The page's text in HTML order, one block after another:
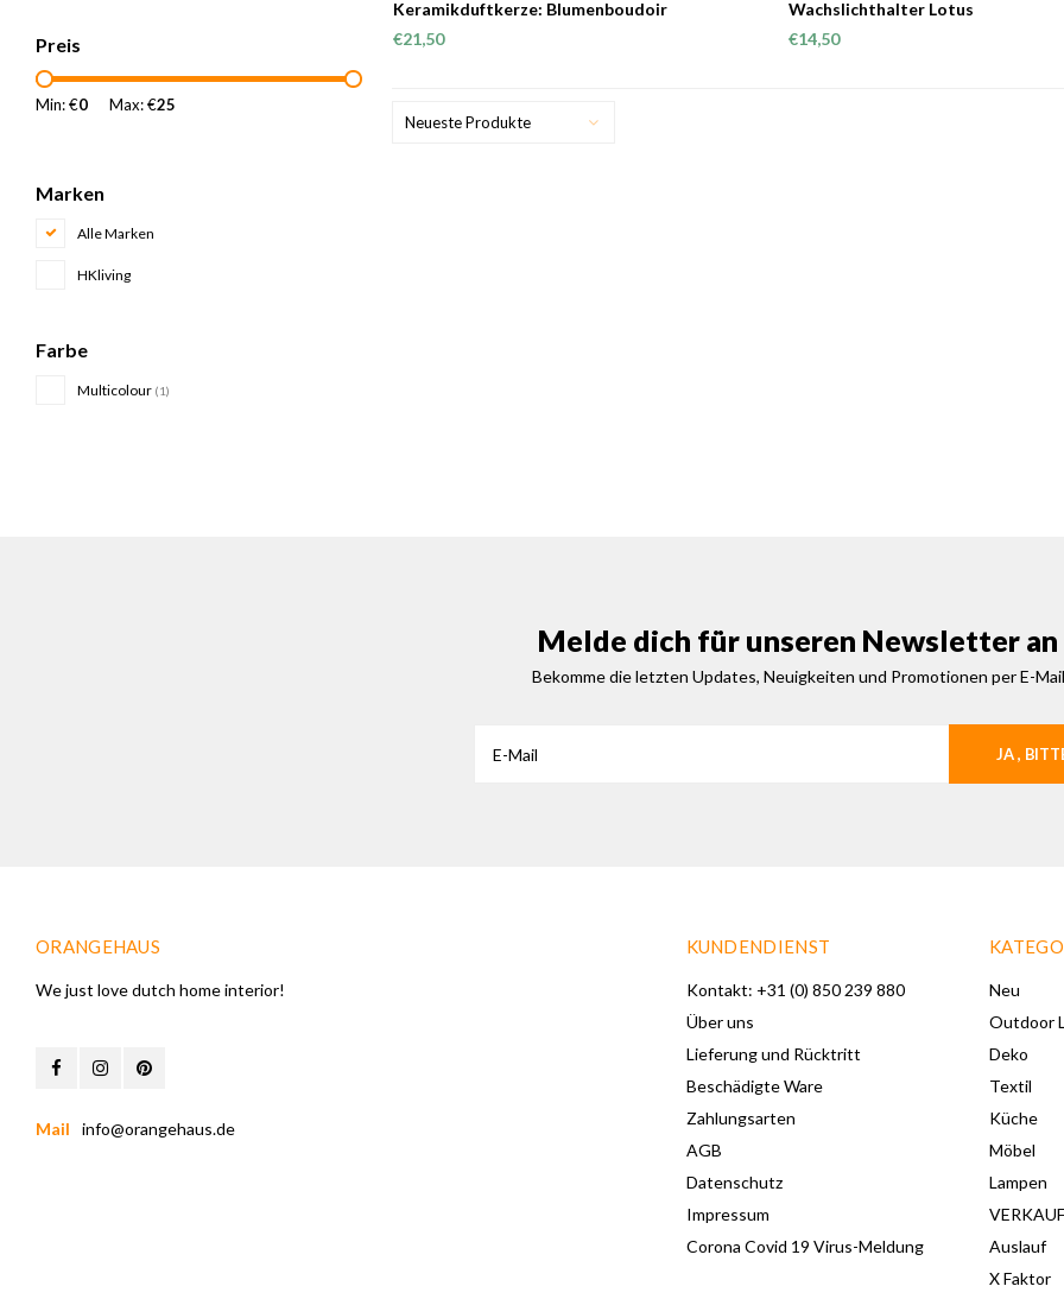
Preis
Min: €0 Max: €25
Marken
Alle Marken
HKliving
Farbe
Multicolour (1)
Keramikduftkerze: Blumenboudoir
€21,50
Wachslichthalter Lotus
€14,50
Neueste Produkte
Melde dich für unseren Newsletter an
Bekomme die letzten Updates, Neuigkeiten und Promotionen per E-Mail
JA ,
ORANGEHAUS
We just love dutch home interior!
Mail info@orangehaus.de
KUNDENDIENST
Kontakt: +31 (0) 850 239 880
Über uns
Lieferung und Rücktritt
Beschädigte Ware
Zahlungsarten
AGB
Datenschutz
Impressum
Corona Covid 19 Virus-Meldung
Neu
Outdoor
Deko
Textil
Küche
Möbel
Lampen
VERKAUF
Auslauf
X Faktor